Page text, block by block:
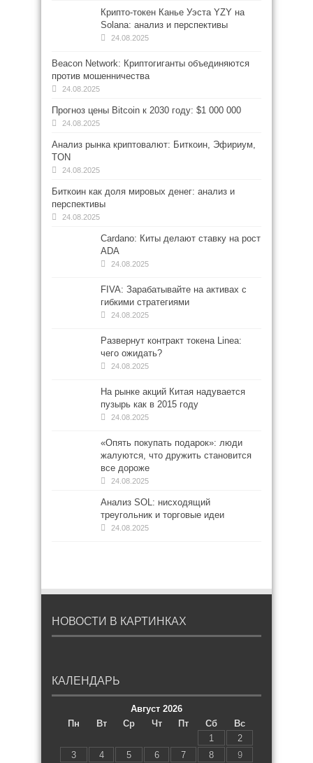
Крипто-токен Канье Уэста YZY на
Solana: анализ и перспективы
24.08.2025
Beacon Network: Криптогиганты объединяются
против мошенничества
24.08.2025
Прогноз цены Bitcoin к 2030 году: $1 000 000
24.08.2025
Анализ рынка криптовалют: Биткоин, Эфириум,
TON
24.08.2025
Биткоин как доля мировых денег: анализ и
перспективы
24.08.2025
Cardano: Киты делают ставку на рост
ADA
24.08.2025
FIVA: Зарабатывайте на активах с
гибкими стратегиями
24.08.2025
Развернут контракт токена Linea:
чего ожидать?
24.08.2025
На рынке акций Китая надувается
пузырь как в 2015 году
24.08.2025
«Опять покупать подарок»: люди
жалуются, что дружить становится
все дороже
24.08.2025
Анализ SOL: нисходящий
треугольник и торговые идеи
24.08.2025
НОВОСТИ В КАРТИНКАХ
КАЛЕНДАРЬ
Август 2026
Пн
Вт Ср Чт Пт Сб
Вс
1
2
3
4 5 6 7 8 9